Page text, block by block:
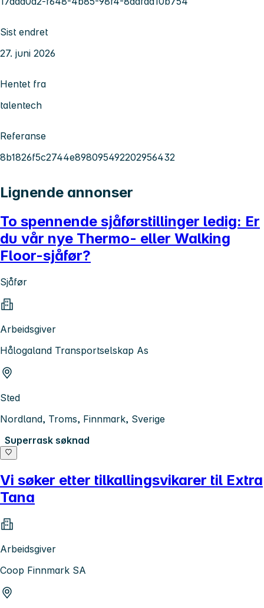
Sist endret
27. juni 2026
Hentet fra
talentech
Referanse
8b1826f5c2744e898095492202956432
Lignende annonser
To spennende sjåførstillinger ledig: Er
du vår nye Thermo- eller Walking
Floor-sjåfør?
Sjåfør
Arbeidsgiver
Hålogaland Transportselskap As
Sted
Nordland, Troms, Finnmark, Sverige
Superrask søknad
Vi søker etter tilkallingsvikarer til Extra
Tana
Arbeidsgiver
Coop Finnmark SA